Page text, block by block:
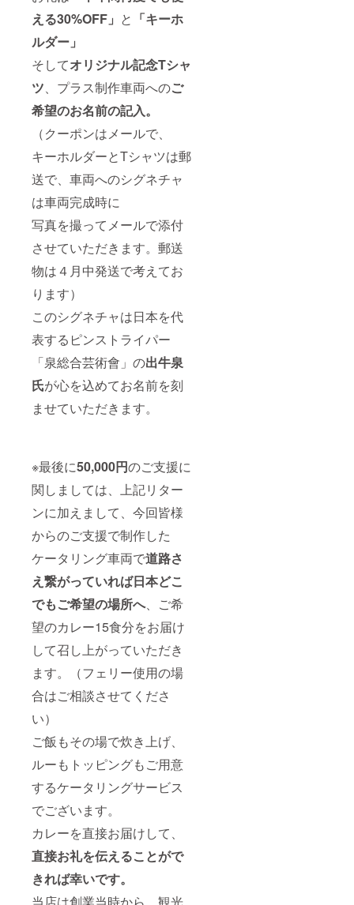
える30%OFF」 と 「キーホ
ルダー」
そしてオリジナル記念Tシャ
ツ、プラス制作車両へのご
希望のお名前の記入。
（クーポンはメールで、
キーホルダーとTシャツは郵
送で、車両へのシグネチャ
は車両完成時に
写真を撮ってメールで添付
させていただきます。郵送
物は４月中発送で考えてお
ります）
このシグネチャは日本を代
表するピンストライパー
「泉総合芸術會」の出牛泉
氏が心を込めてお名前を刻
ませていただきます。
※最後に50,000円のご支援に
関しましては、上記リター
ンに加えまして、今回皆様
からのご支援で制作した
ケータリング車両で道路さ
え繋がっていれば日本どこ
でもご希望の場所へ、ご希
望のカレー15食分をお届け
して召し上がっていただき
ます。（フェリー使用の場
合はご相談させてくださ
い）
ご飯もその場で炊き上げ、
ルーもトッピングもご用意
するケータリングサービス
でございます。
カレーを直接お届けして、
直接お礼を伝えることがで
きれば幸いです。